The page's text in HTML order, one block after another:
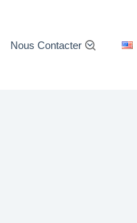
Nous Contacter